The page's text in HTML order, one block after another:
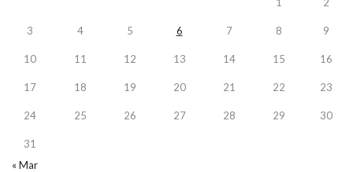
3 4 5 6 7 8 9
10 11 12 13 14 15 16
17 18 19 20 21 22 23
24 25 26 27 28 29 30
31
« Mar